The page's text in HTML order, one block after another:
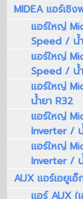
MIDEA แอร์เชิ
แอร์ใหญ่
Speed / น้
แอร์ใหญ่
Speed / น้
แอร์ใหญ่
น้ำยา R32
แอร์ใหญ่
Inverter / น้
แอร์ใหญ่
Inverter / น้
AUX แอร์เอยูเอ็
แอร์ AUX (